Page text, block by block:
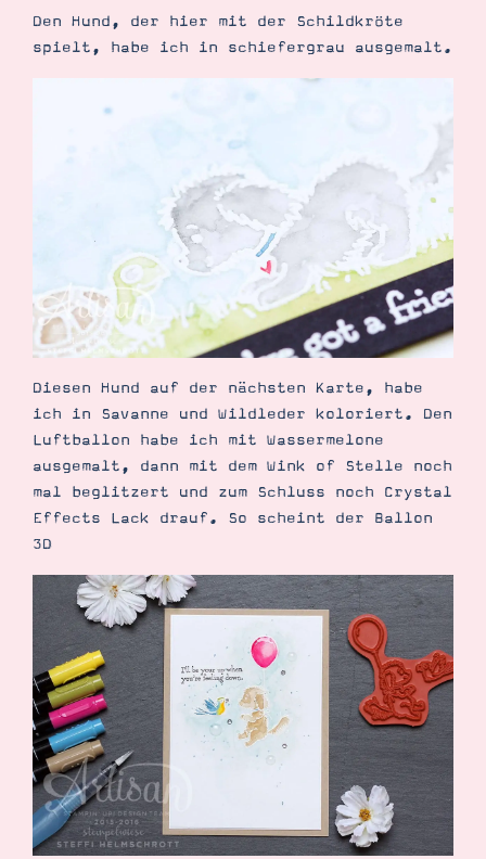
Den Hund, der hier mit der Schildkröte
spielt, habe ich in schiefergrau ausgemalt.
Diesen Hund auf der nächsten Karte, habe
ich in Savanne und Wildleder koloriert. Den
Luftballon habe ich mit Wassermelone
ausgemalt, dann mit dem Wink of Stelle noch
mal beglitzert und zum Schluss noch Crystal
Effects Lack drauf. So scheint der Ballon
3D